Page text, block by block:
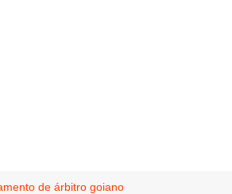
de árbitro goiano